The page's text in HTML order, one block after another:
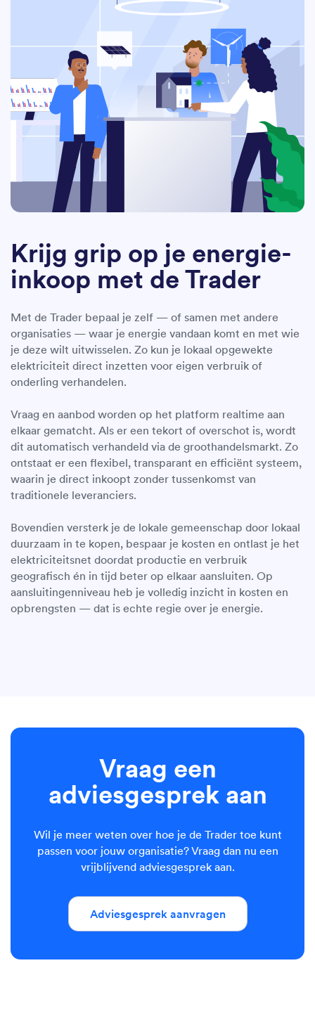
Krijg grip op je energie-
inkoop met de Trader
Met de Trader bepaal je zelf — of samen met andere
organisaties — waar je energie vandaan komt en met wie
je deze wilt uitwisselen. Zo kun je lokaal opgewekte
elektriciteit direct inzetten voor eigen verbruik of
onderling verhandelen.
Vraag en aanbod worden op het platform realtime aan
elkaar gematcht. Als er een tekort of overschot is, wordt
dit automatisch verhandeld via de groothandelsmarkt. Zo
ontstaat er een flexibel, transparant en efficiënt systeem,
waarin je direct inkoopt zonder tussenkomst van
traditionele leveranciers.
Bovendien versterk je de lokale gemeenschap door lokaal
duurzaam in te kopen, bespaar je kosten en ontlast je het
elektriciteitsnet doordat productie en verbruik
geografisch én in tijd beter op elkaar aansluiten. Op
aansluitingenniveau heb je volledig inzicht in kosten en
opbrengsten — dat is echte regie over je energie.
Vraag een
adviesgesprek aan
Wil je meer weten over hoe je de Trader toe kunt
passen voor jouw organisatie? Vraag dan nu een
vrijblijvend adviesgesprek aan.
Adviesgesprek aanvragen